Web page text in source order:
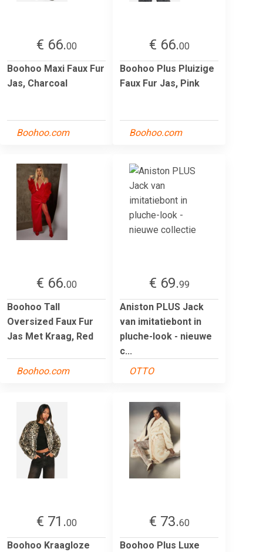
€ 66.00
Boohoo Maxi Faux Fur
Jas, Charcoal
Boohoo.com
€ 66.00
Boohoo Plus Pluizige
Faux Fur Jas, Pink
Boohoo.com
€ 66.00
Boohoo Tall
Oversized Faux Fur
Jas Met Kraag, Red
Boohoo.com
€ 69.99
Aniston PLUS Jack
van imitatiebont in
pluche-look - nieuwe
c...
OTTO
€ 71.00
Boohoo Kraagloze
€ 73.60
Boohoo Plus Luxe